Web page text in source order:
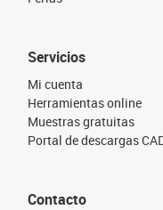
Servicios
Mi cuenta
Herramientas online
Muestras gratuitas
Portal de descargas
Contacto